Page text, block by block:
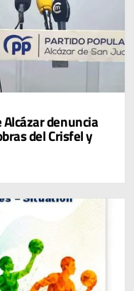
denuncia
del Crisfel y